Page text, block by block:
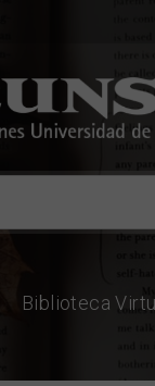
Biblioteca